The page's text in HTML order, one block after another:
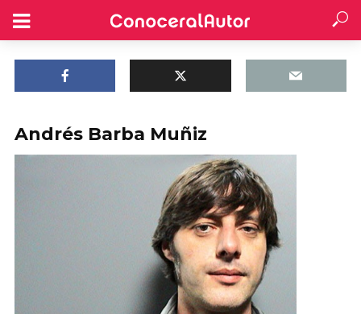
Andrés Barba Muñiz